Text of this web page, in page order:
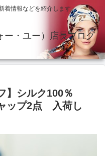
着情報などを紹介します。
ー・ユー）店長ブログ
】シルク100％
ップ2点 入荷し